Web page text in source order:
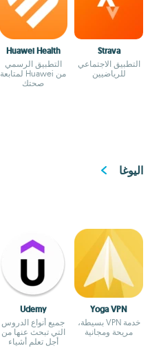
Strava
التطبيق الاجتماعي
للرياضيين
Huawei Health
التطبيق الرسمي
من Huawei لمتابعة
صحتك
اليوغا
Yoga VPN
خدمة VPN بسيطة،
مريحة ومجانية
Udemy
جميع أنواع الدروس
التي تبحث عنها من
أجل تعلم أشياء